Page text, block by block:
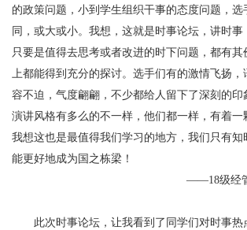
的政策问题，小到学生组织干事的态度问题，选
同，或大或小。我想，这就是时事论坛，讲时事
只要是值得去思考或者改进的时下问题，都有其
上都能得到充分的探讨。选手们有的激情飞扬，
容不迫，气度翩翩，不少都给人留下了深刻的印
演讲风格有多么的不一样，他们都一样，有着一
我想这也是最值得我们学习的地方，我们只有知
能更好地成为国之栋梁！
——18级经
此次时事论坛，让我看到了同学们对时事